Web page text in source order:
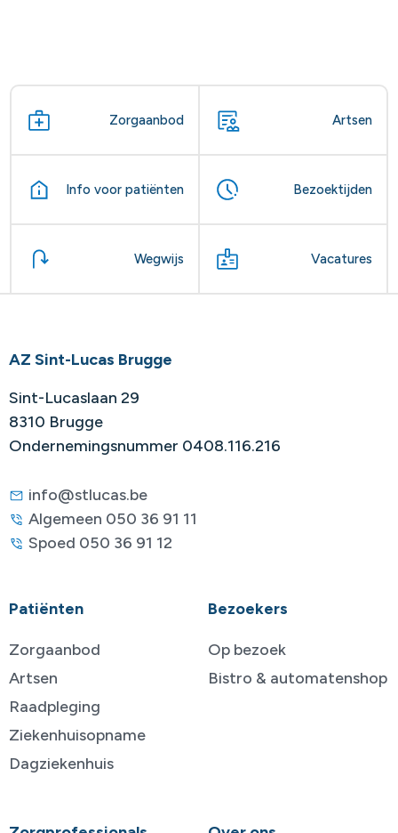
Zorgaanbod Artsen
Info voor patiënten Bezoektijden
Wegwijs Vacatures
AZ Sint-Lucas Brugge
Sint-Lucaslaan 29
8310 Brugge
Ondernemingsnummer 0408.116.216
info@stlucas.be
Algemeen 050 36 91 11
Spoed 050 36 91 12
Patiënten
Zorgaanbod
Artsen
Raadpleging
Ziekenhuisopname
Dagziekenhuis
Bezoekers
Op bezoek
Bistro & automatenshop